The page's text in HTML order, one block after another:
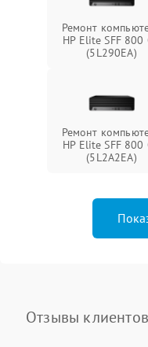
Ремонт
HP Elite SFF 800
(5L290EA)
Ремонт
HP Elite SFF 800
(5L2A2EA)
Отзывы